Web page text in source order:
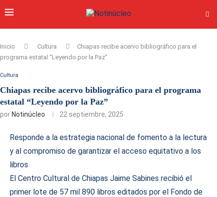
Inicio Cultura
Chiapas recibe acervo bibliográfico para el
programa estatal “Leyendo por la Paz”
Cultura
Chiapas recibe acervo bibliográfico para el programa
estatal “Leyendo por la Paz”
por Notinúcleo 22 septiembre, 2025
Responde a la estrategia nacional de fomento a la lectura
y al compromiso de garantizar el acceso equitativo a los
libros
El Centro Cultural de Chiapas Jaime Sabines recibió el
primer lote de 57 mil 890 libros editados por el Fondo de